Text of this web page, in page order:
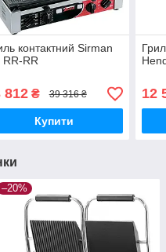
контактний Sirman
RR-RR
812₴ 39 316 ₴
Купити
12
–20%